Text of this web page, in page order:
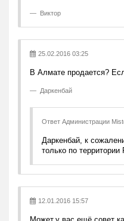
Виктор
25.02.2016 03:25
В Алмате продается?
Даркенбай
Ответ Администрации
Даркенбай, к
только по территории
12.01.2016 15:57